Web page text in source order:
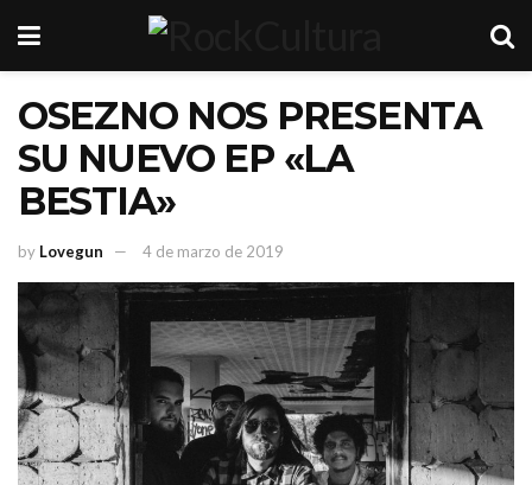
OSEZNO NOS PRESENTA
SU NUEVO EP «LA
BESTIA»
by Lovegun 4 de marzo de 2019